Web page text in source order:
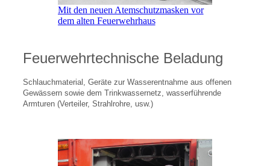
Mit den neuen Atemschutzmasken vor
dem alten Feuerwehrhaus
Feuerwehrtechnische Beladung
Schlauchmaterial, Geräte zur Wasserentnahme aus offenen
Gewässern sowie dem Trinkwassernetz, wasserführende
Armturen (Verteiler, Strahlrohre, usw.)